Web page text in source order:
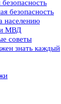
безопасность
безопасность
населению
МВД
советы
знать каждый